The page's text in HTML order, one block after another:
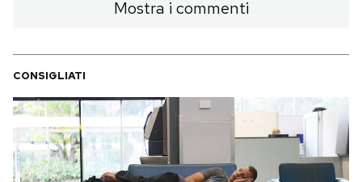
Mostra i commenti
CONSIGLIATI